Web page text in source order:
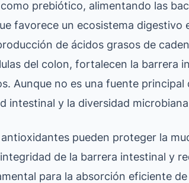
prebiótico, alimentando las
favorece un ecosistema digestivo
de ácidos grasos de
del colon, fortalecen la barrera
Aunque no es una fuente
intestinal y la diversidad
pueden proteger la
de la barrera intestinal y
para la absorción eficiente